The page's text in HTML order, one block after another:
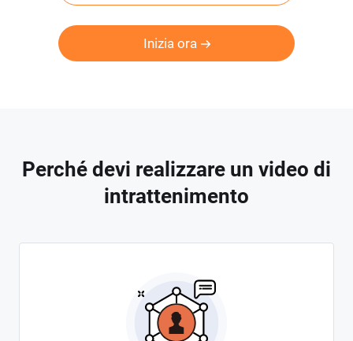
Inizia ora
Perché devi realizzare un video di
intrattenimento